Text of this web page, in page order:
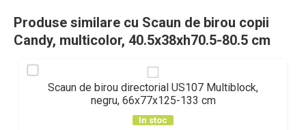
Produse similare cu Scaun de birou copii
Candy, multicolor, 40.5x38xh70.5-80.5 cm
Scaun de birou directorial US107 Multiblock,
negru, 66x77x125-133 cm
In stoc